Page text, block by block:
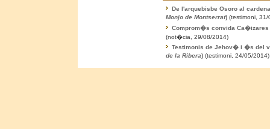
De l'arquebisbe Osoro al
Monjo de Montserrat) (testimoni, 31/
Comprom�s convida
(not�cia, 29/08/2014)
Testimonis de Jehov� i �s del
de la Ribera) (testimoni, 24/05/2014)